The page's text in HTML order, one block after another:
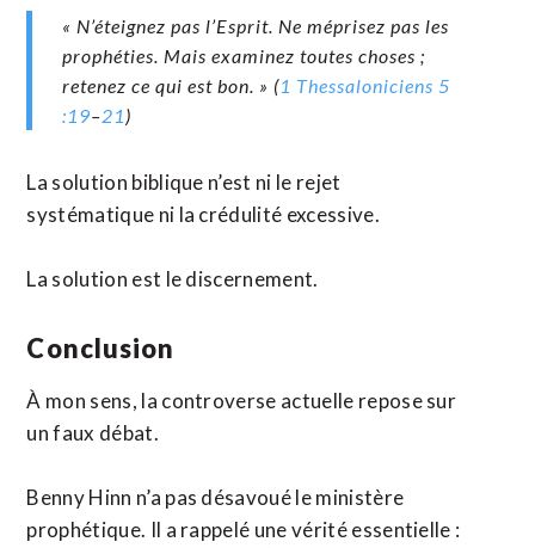
« N’éteignez pas l’Esprit. Ne méprisez pas les
prophéties. Mais examinez toutes choses ;
retenez ce qui est bon. » (1 Thessaloniciens 5
:19–21 )
La solution biblique n’est ni le rejet
systématique ni la crédulité excessive.
La solution est le discernement.
Conclusion
À mon sens, la controverse actuelle repose sur
un faux débat.
Benny Hinn n’a pas désavoué le ministère
prophétique. Il a rappelé une vérité essentielle :